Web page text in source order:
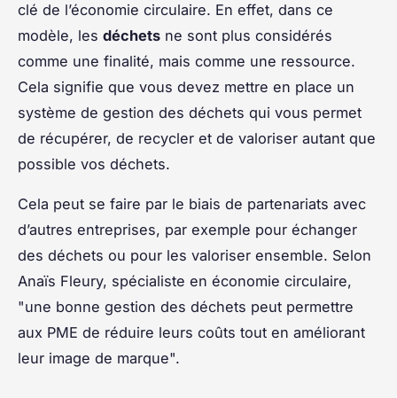
clé de l’économie circulaire. En effet, dans ce
modèle, les déchets ne sont plus considérés
comme une finalité, mais comme une ressource.
Cela signifie que vous devez mettre en place un
système de gestion des déchets qui vous permet
de récupérer, de recycler et de valoriser autant que
possible vos déchets.
Cela peut se faire par le biais de partenariats avec
d’autres entreprises, par exemple pour échanger
des déchets ou pour les valoriser ensemble. Selon
Anaïs Fleury, spécialiste en économie circulaire,
"une bonne gestion des déchets peut permettre
aux PME de réduire leurs coûts tout en améliorant
leur image de marque".